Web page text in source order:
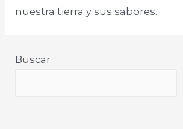
nuestra tierra y sus sabores.​
Buscar